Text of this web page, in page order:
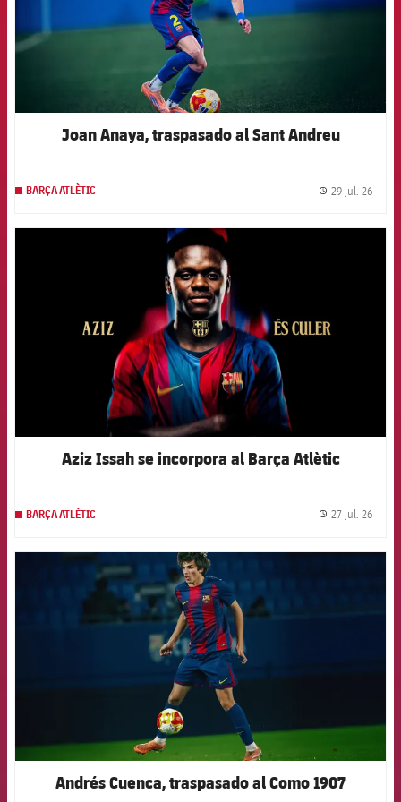
Joan Anaya, traspasado al Sant Andreu
BARÇA ATLÈTIC 29 jul. 26
FCB Barcelona badge
Aziz Issah se incorpora al Barça Atlètic
BARÇA ATLÈTIC 27 jul. 26
FCB Barcelona badge
Andrés Cuenca, traspasado al Como 1907